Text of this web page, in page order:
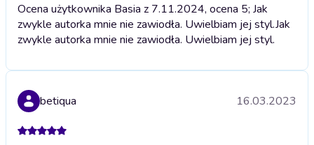
Ocena użytkownika Basia z 7.11.2024, ocena 5; Jak
zwykle autorka mnie nie zawiodła. Uwielbiam jej styl.Jak
zwykle autorka mnie nie zawiodła. Uwielbiam jej styl.
betiqua 16.03.2023